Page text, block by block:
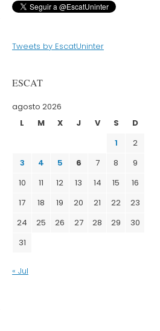
Tweets by EscatUninter
ESCAT
agosto 2026
L
M X J V S
D
1
2
3
4 5 6 7 8
9
10
11 12 13 14 15
16
17
18 19 20 21 22
23
24
25 26 27 28 29
30
31
« Jul